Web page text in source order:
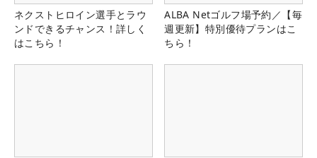
ネクストヒロイン選手とラウ
ンドできるチャンス！詳しく
はこちら！
ALBA Netゴルフ場予約／【毎
週更新】特別優待プランはこ
ちら！